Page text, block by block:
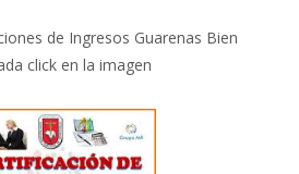
de Ingresos Guarenas Bien
click en la imagen